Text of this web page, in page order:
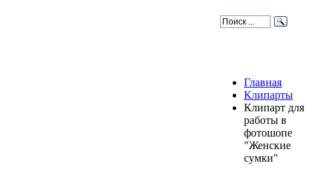
Главная
Клипарты
Клипарт для
работы в
фотошопе
"Женские
сумки"